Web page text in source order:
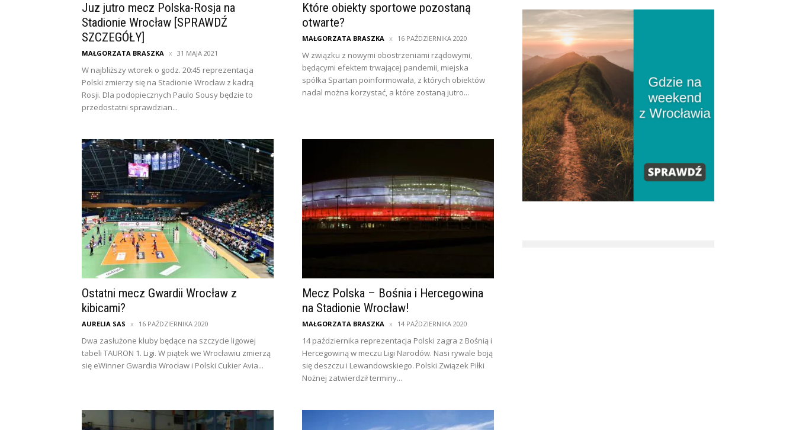
Juz jutro mecz Polska-Rosja na
Stadionie Wrocław [SPRAWDŹ
SZCZEGÓŁY]
MAŁGORZATA BRASZKA 31 MAJA 2021
W najbliższy wtorek o godz. 20:45 reprezentacja
Polski zmierzy się na Stadionie Wrocław z kadrą
Rosji. Dla podopiecznych Paulo Sousy będzie to
przedostatni sprawdzian...
Które obiekty sportowe pozostaną
otwarte?
MAŁGORZATA BRASZKA 16 PAŹDZIERNIKA 2020
W związku z nowymi obostrzeniami rządowymi,
będącymi efektem trwającej pandemii, miejska
spółka Spartan poinformowała, z których obiektów
nadal można korzystać, a które zostaną jutro...
Ostatni mecz Gwardii Wrocław z
kibicami?
AURELIA SAS 16 PAŹDZIERNIKA 2020
Dwa zasłużone kluby będące na szczycie ligowej
tabeli TAURON 1. Ligi. W piątek we Wrocławiu zmierzą
się eWinner Gwardia Wrocław i Polski Cukier Avia...
Mecz Polska – Bośnia i Hercegowina
na Stadionie Wrocław!
MAŁGORZATA BRASZKA 14 PAŹDZIERNIKA 2020
14 października reprezentacja Polski zagra z Bośnią i
Hercegowiną w meczu Ligi Narodów. Nasi rywale boją
się deszczu i Lewandowskiego. Polski Związek Piłki
Nożnej zatwierdził terminy...